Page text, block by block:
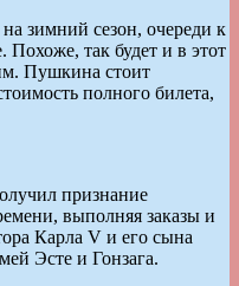
зимний сезон, очереди к
так будет и в этот
Пушкина стоит
полного билета,
признание
выполняя заказы и
Карла V и его сына
Эсте и Гонзага.